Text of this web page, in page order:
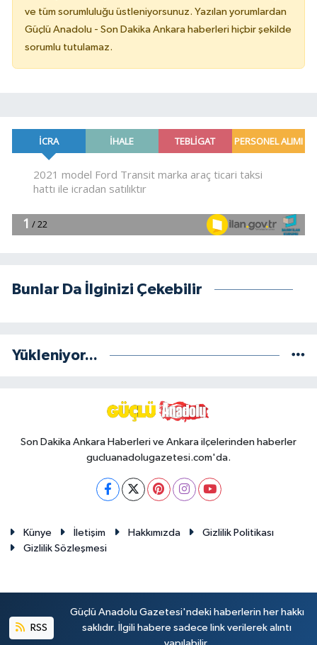
ve tüm sorumluluğu üstleniyorsunuz. Yazılan yorumlardan
Güçlü Anadolu - Son Dakika Ankara haberleri hiçbir şekilde
sorumlu tutulamaz.
Bunlar Da İlginizi Çekebilir
Yükleniyor...
Son Dakika Ankara Haberleri ve Ankara ilçelerinden haberler
gucluanadolugazetesi.com'da.
Künye İletişim Hakkımızda
Gizlilik Politikası
Gizlilik Sözleşmesi
RSS
Güçlü Anadolu Gazetesi'ndeki haberlerin her hakkı
saklıdır. İlgili habere sadece link verilerek alıntı